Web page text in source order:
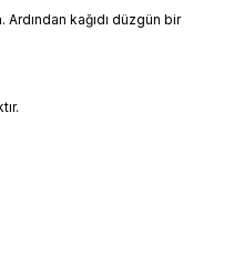
kağıdı düzgün bir